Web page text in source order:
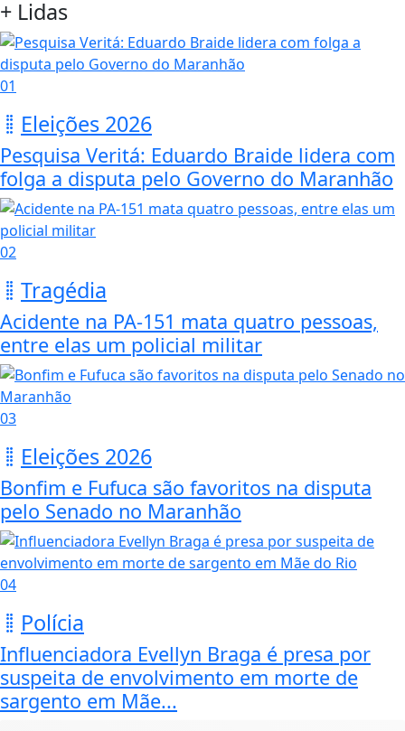
+ Lidas
01
Eleições 2026
Pesquisa Veritá: Eduardo Braide lidera com
folga a disputa pelo Governo do Maranhão
02
Tragédia
Acidente na PA-151 mata quatro pessoas,
entre elas um policial militar
03
Eleições 2026
Bonfim e Fufuca são favoritos na disputa
pelo Senado no Maranhão
04
Polícia
Influenciadora Evellyn Braga é presa por
suspeita de envolvimento em morte de
sargento em Mãe...